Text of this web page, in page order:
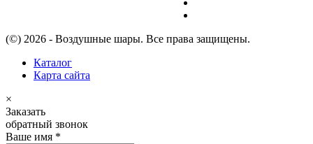
(©) 2026 - Воздушные шары. Все права защищены.
Каталог
Карта сайта
×
Заказать
обратный звонок
Ваше имя *